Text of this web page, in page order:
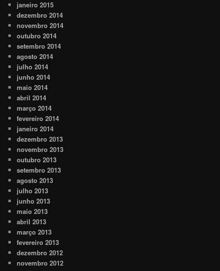
janeiro 2015
dezembro 2014
novembro 2014
outubro 2014
setembro 2014
agosto 2014
julho 2014
junho 2014
maio 2014
abril 2014
março 2014
fevereiro 2014
janeiro 2014
dezembro 2013
novembro 2013
outubro 2013
setembro 2013
agosto 2013
julho 2013
junho 2013
maio 2013
abril 2013
março 2013
fevereiro 2013
dezembro 2012
novembro 2012